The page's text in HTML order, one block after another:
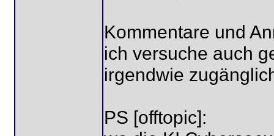
Kommentare und
ich versuche auch
irgendwie
PS [offtopic]: